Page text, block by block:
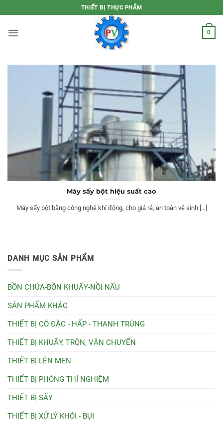
qua
nội
THIẾT BỊ THỰC PHẨM
0
Máy sấy bột hiệu suất cao
Máy sấy bột bằng công nghệ khí động, cho giá rẻ, an toàn vệ sinh [...]
DANH MỤC SẢN PHẨM
BỒN CHỨA-BỒN KHUẤY-NỒI NẤU
SẢN PHẨM KHÁC
THIẾT BỊ CÔ ĐẶC - HẤP - THANH TRÙNG
THIẾT BỊ KHUẤY, TRỘN, VẬN CHUYỂN
THIẾT BỊ LÊN MEN
THIẾT BỊ PHÒNG THÍ NGHIỆM
THIẾT BỊ SẤY
THIẾT BỊ XỬ LÝ KHÓI - BỤI